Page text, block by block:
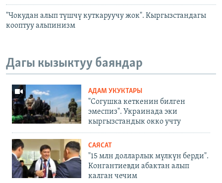
"Чокудан алып түшчү куткаруучу жок". Кыргызстандагы
кооптуу альпинизм
Дагы кызыктуу баяндар
АДАМ УКУКТАРЫ
"Согушка кеткенин билген
эмеспиз". Украинада эки
кыргызстандык окко учту
САЯСАТ
"15 млн долларлык мүлкүн берди".
Конгантиевди абактан алып
калган чечим